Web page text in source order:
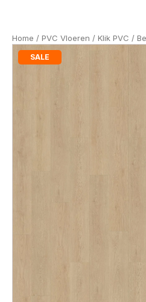
Home / PVC Vloeren / Klik PVC /
SALE